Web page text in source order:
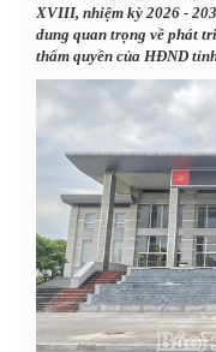
XVIII, nhiệm kỳ 2026 -
dung quan trọng về phát
thẩm quyền của HĐND